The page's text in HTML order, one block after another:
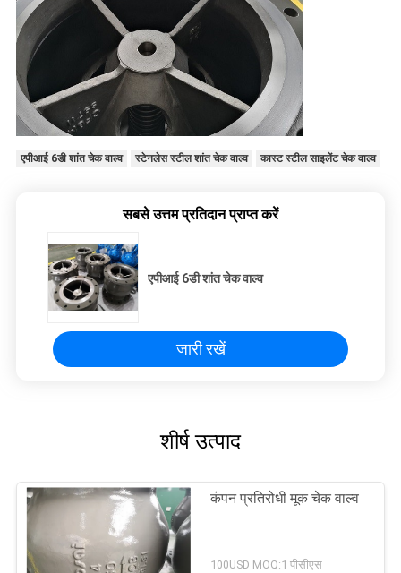
एपीआई 6डी शांत चेक वाल्व स्टेनलेस स्टील शांत चेक वाल्व कास्ट स्टील साइलेंट चेक वाल्व
सबसे उत्तम प्रतिदान प्राप्त करें
एपीआई 6डी शांत चेक वाल्व
जारी रखें
शीर्ष उत्पाद
कंपन प्रतिरोधी मूक चेक वाल्व
100USD MOQ:1 पीसीएस